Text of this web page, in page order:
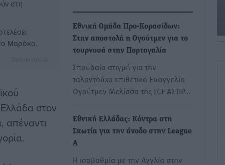
στη
Μαρόκο.
στον
απέναντι
Εθνική Ομάδα Προ-Κορασίδων:
Στην αποστολή η Ογούτμεν για το
τουρνουά στην Πορτογαλία
Σπουδαία στιγμή για την
ταλαντούχα επιθετικό Ευαγγελία
Ογούτμεν Μελίσσα της LCF ΑΣΤΙΡ…
Εθνική Ελλάδας: Κόντρα στη
Σκωτία για την άνοδο στην League
A
Η ισοβαθμία με την Αγγλία στην